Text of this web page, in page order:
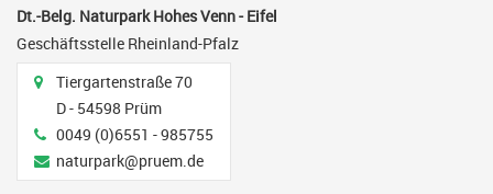
Dt.-Belg. Naturpark Hohes Venn - Eifel
Geschäftsstelle Rheinland-Pfalz
Adresse
Tiergartenstraße 70
D - 54598 Prüm
Telefon
0049 (0)6551 - 985755
E-Mail
naturpark@pruem.de